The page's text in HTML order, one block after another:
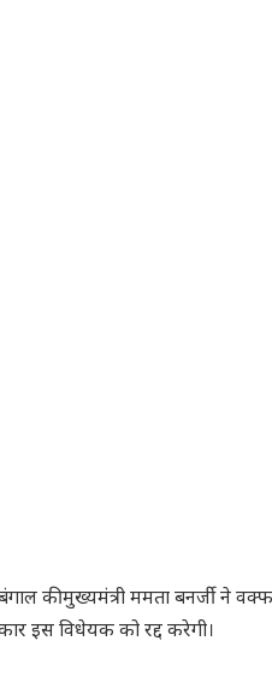
की मुख्यमंत्री ममता बनर्जी ने
इस विधेयक को रद्द करेगी।